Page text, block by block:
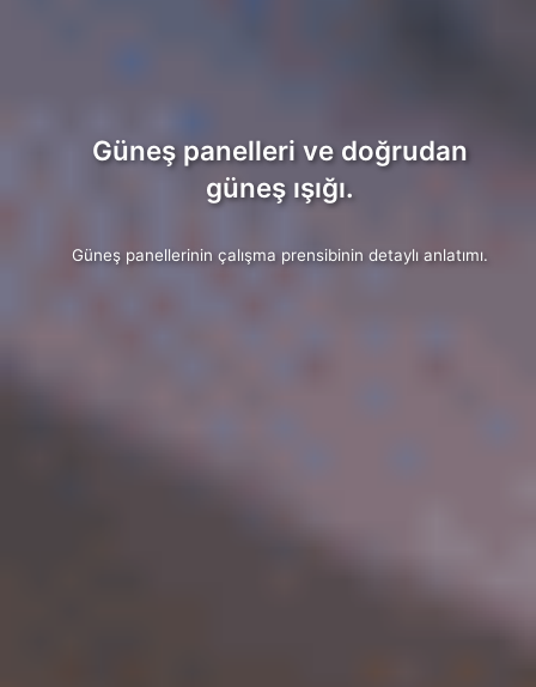
Güneş panelleri ve doğrudan
güneş ışığı.
Güneş panellerinin çalışma prensibinin detaylı anlatımı.